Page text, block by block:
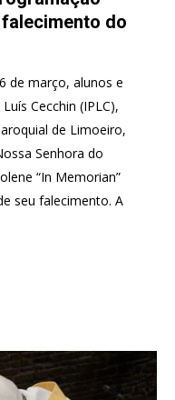
do
de março, alunos e
Cecchin (IPLC),
de Limoeiro,
Senhora do
“In Memorian”
seu falecimento. A